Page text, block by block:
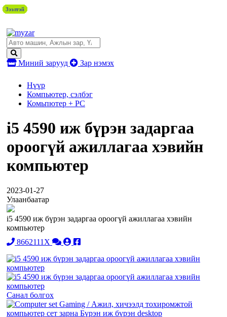
Миний зарууд Зар нэмэх
Нүүр
Компьютер, сэлбэг
Комьпютер + PC
i5 4590 иж бүрэн задаргаа
ороогүй ажиллагаа хэвийн
компьютер
2023-01-27
Улаанбаатар
i5 4590 иж бүрэн задаргаа ороогүй ажиллагаа хэвийн
компьютер
8662111X
Санал болгох
Зээлтэй
Зээлтэй
Зээлтэй
Зээлтэй
Зээлтэй
Зээлтэй
Зээлтэй
Зээлтэй